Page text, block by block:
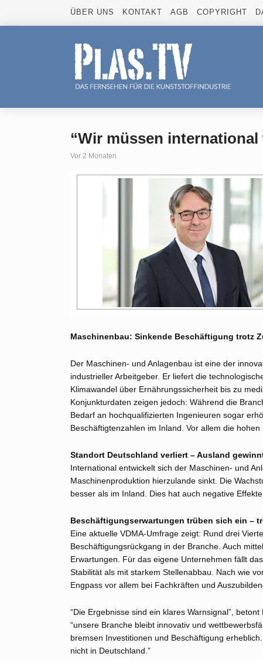
ÜBER UNS KONTAKT AGB COPYRIGHT
“Wir müssen
Vor 2 Monaten
Maschinenbau: Sinkende Beschäftigung trotz
Der Maschinen- und Anlagenbau ist eine der
industrieller Arbeitgeber. Er liefert die
Klimawandel über Ernährungssicherheit bis zu
Konjunkturdaten zeigen jedoch: Während die
Bedarf an hochqualifizierten Ingenieuren sogar
Beschäftigtenzahlen im Inland. Vor allem die
Standort Deutschland verliert – Ausland
International entwickelt sich der Maschinen- und
Maschinenproduktion hierzulande sinkt. Die
besser als im Inland. Dies hat auch negative
Beschäftigungserwartungen trüben sich ein –
Eine aktuelle VDMA-Umfrage zeigt: Rund drei
Beschäftigungsrückgang in der Branche. Auch
Erwartungen. Für das eigene Unternehmen fällt
Stabilität als mit starkem Stellenabbau. Nach wie
Engpass vor allem bei Fachkräften und
“Die Ergebnisse sind ein klares Warnsignal”,
“unsere Branche bleibt innovativ und
bremsen Investitionen und Beschäftigung
nicht in Deutschland.”